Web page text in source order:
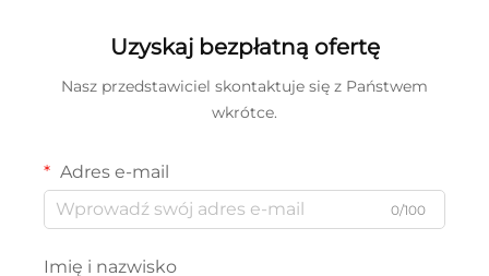
Uzyskaj bezpłatną ofertę
Nasz przedstawiciel skontaktuje się z Państwem
wkrótce.
Adres e-mail
0/100
Imię i nazwisko